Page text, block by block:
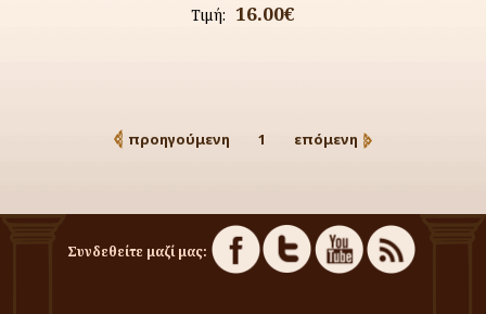
Τιμή: 16.00€
προηγούμενη 1 επόμενη
Συνδεθείτε μαζί μας: